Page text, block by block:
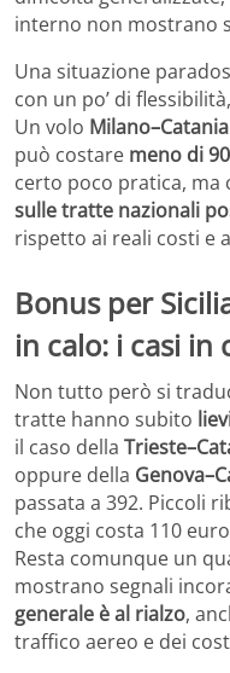
interno non mostrano
Una situazione
con un po’ di flessibilità,
Un volo
può costare meno di
certo poco pratica,
sulle tratte nazionali
rispetto ai reali costi e
Bonus per
in calo: i casi
Non tutto però si
tratte hanno subito
il caso della
oppure della
passata a 392. Piccoli
che oggi costa 110
Resta comunque un
mostrano segnali
generale è al rialzo,
traffico aereo e dei